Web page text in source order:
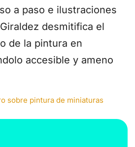
a paso e ilustraciones
desmitifica el
de la pintura en
accesible y ameno
sobre pintura de miniaturas